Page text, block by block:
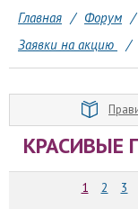
Главная / Форум /
Заявки на акцию
/
КРАСИВЫЕ
1 2 3